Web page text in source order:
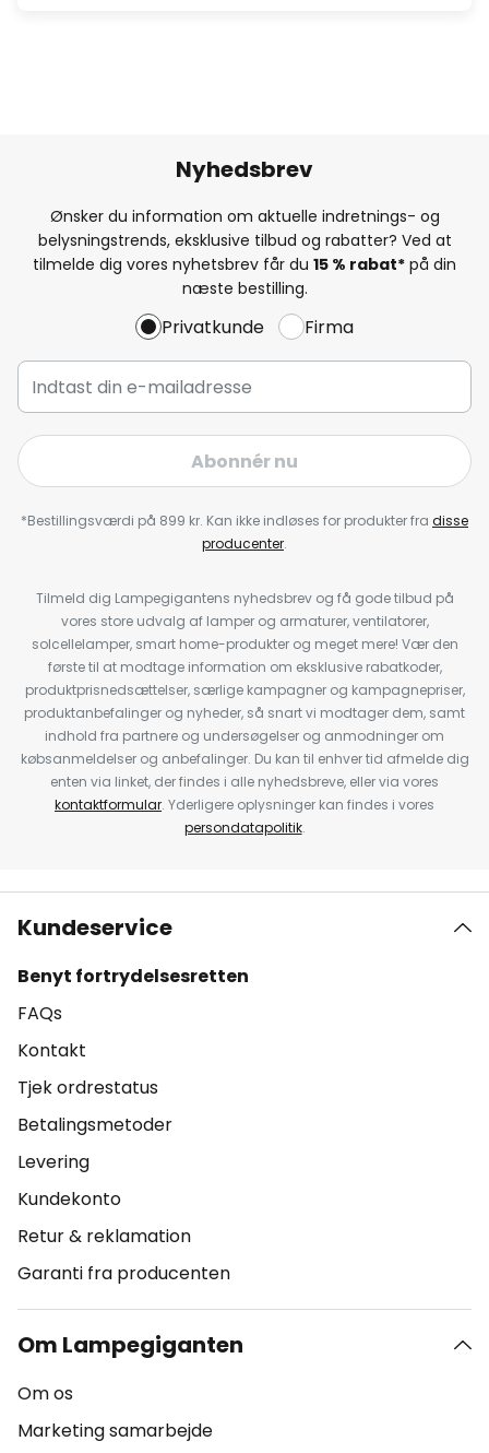
Nyhedsbrev
Ønsker du information om aktuelle indretnings- og
belysningstrends, eksklusive tilbud og rabatter? Ved at
tilmelde dig vores nyhetsbrev får du 15 % rabat* på din
næste bestilling.
Privatkunde Firma
Abonnér nu
*Bestillingsværdi på 899 kr. Kan ikke indløses for produkter fra disse
producenter.
Tilmeld dig Lampegigantens nyhedsbrev og få gode tilbud på
vores store udvalg af lamper og armaturer, ventilatorer,
solcellelamper, smart home-produkter og meget mere! Vær den
første til at modtage information om eksklusive rabatkoder,
produktprisnedsættelser, særlige kampagner og kampagnepriser,
produktanbefalinger og nyheder, så snart vi modtager dem, samt
indhold fra partnere og undersøgelser og anmodninger om
købsanmeldelser og anbefalinger. Du kan til enhver tid afmelde dig
enten via linket, der findes i alle nyhedsbreve, eller via vores
kontaktformular. Yderligere oplysninger kan findes i vores
persondatapolitik.
Kundeservice
Benyt fortrydelsesretten
FAQs
Kontakt
Tjek ordrestatus
Betalingsmetoder
Levering
Kundekonto
Retur & reklamation
Garanti fra producenten
Om Lampegiganten
Om os
Marketing samarbejde